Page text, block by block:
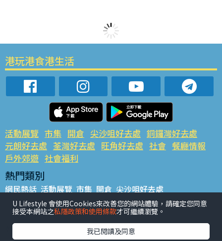
港玩港食港生活
活動展覽 市集 開倉 尖沙咀好去處 銅鑼灣好去處
元朗好去處 荃灣好去處 旺角好去處 社會 餐廳情報
戶外郊遊 社會福利
熱門類別
網民熱話 活動展覽 市集 開倉 尖沙咀好去處
銅鑼灣好去處 元朗好去處 荃灣好去處 旺角好去處 社會
餐廳情報 戶外郊遊
熱門標籤
U Lifestyle 會使用Cookies來改善您的網站體驗，請確定您同意
接受本網站之私隱政策和使用條款才可繼續瀏覽。
我已閱讀及同意